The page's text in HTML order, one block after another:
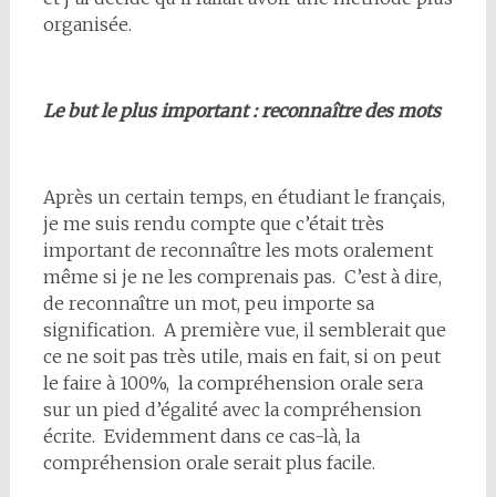
organisée.
Le but le plus important : reconnaître des mots
Après un certain temps, en étudiant le français,
je me suis rendu compte que c’était très
important de reconnaître les mots oralement
même si je ne les comprenais pas. C’est à dire,
de reconnaître un mot, peu importe sa
signification. A première vue, il semblerait que
ce ne soit pas très utile, mais en fait, si on peut
le faire à 100%, la compréhension orale sera
sur un pied d’égalité avec la compréhension
écrite. Evidemment dans ce cas-là, la
compréhension orale serait plus facile.